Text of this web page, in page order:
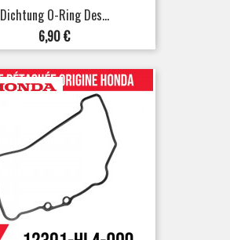
Dichtung O-Ring Des...
Preis
6,90 €